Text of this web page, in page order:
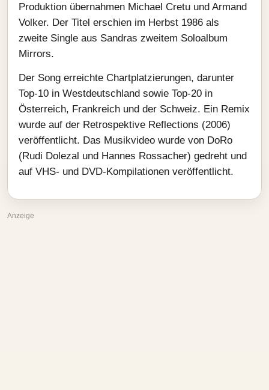
Produktion übernahmen Michael Cretu und Armand
Volker. Der Titel erschien im Herbst 1986 als
zweite Single aus Sandras zweitem Soloalbum
Mirrors.
Der Song erreichte Chartplatzierungen, darunter
Top-10 in Westdeutschland sowie Top-20 in
Österreich, Frankreich und der Schweiz. Ein Remix
wurde auf der Retrospektive Reflections (2006)
veröffentlicht. Das Musikvideo wurde von DoRo
(Rudi Dolezal und Hannes Rossacher) gedreht und
auf VHS- und DVD-Kompilationen veröffentlicht.
Anzeige